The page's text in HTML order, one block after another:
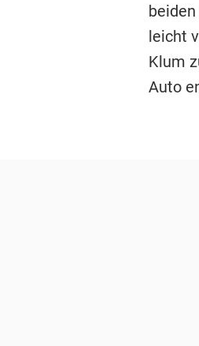
leicht
Klum
Auto